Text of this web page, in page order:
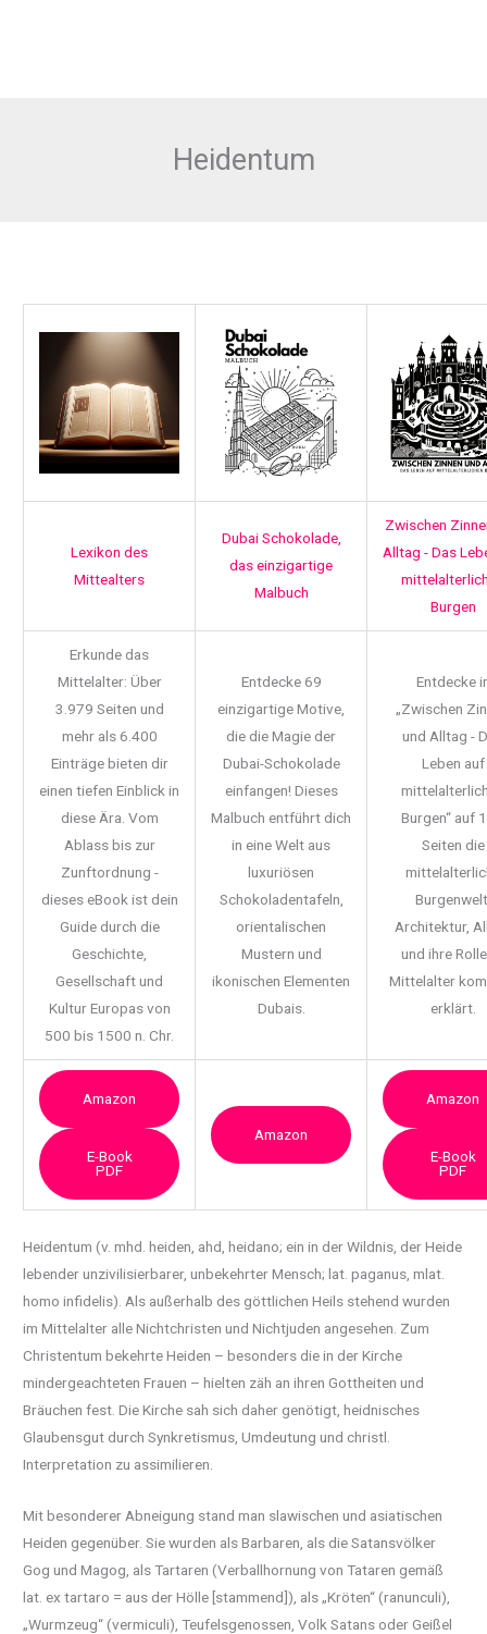
Heidentum
Lexikon des
Mittealters
Dubai Schokolade,
das einzigartige
Malbuch
Zwischen
Alltag - Das
Burgen
Erkunde das
Mittelalter: Über
3.979 Seiten und
mehr als 6.400
Einträge bieten dir
einen tiefen Einblick in
diese Ära. Vom
Ablass bis zur
Zunftordnung -
dieses eBook ist dein
Guide durch die
Geschichte,
Gesellschaft und
Kultur Europas von
500 bis 1500 n. Chr.
Entdecke 69
einzigartige Motive,
die die Magie der
Dubai-Schokolade
einfangen! Dieses
Malbuch entführt dich
in eine Welt aus
luxuriösen
Schokoladentafeln,
orientalischen
Mustern und
ikonischen Elementen
Dubais.
Entdecke
„Zwischen
und Alltag -
Leben auf
Burgen“ auf
Seiten die
Architektur,
und ihre
Mittelalter
erklärt.
Amazon
E-Book
PDF
Amazon
Amazon
E-Book
PDF
Heidentum (v. mhd. heiden, ahd, heidano; ein in der Wildnis, der Heide
lebenderunzivilisierbarer, unbekehrter Mensch; lat. paganus, mlat.
homo infidelis). Als außerhalb des göttlichen Heils stehend wurden
im Mittelalter alle Nichtchristen und Nichtjuden angesehen. Zum
Christentum bekehrte Heiden – besonders die in der Kirche
mindergeachteten Frauen – hielten zäh an ihren Gottheiten und
Bräuchen fest. Die Kirche sah sich daher genötigt, heidnisches
Glaubensgut durch Synkretismus, Umdeutung und christl.
Interpretation zu assimilieren.
Mit besonderer Abneigung stand man slawischen und asiatischen
Heiden gegenüber. Sie wurden als Barbaren, als die Satansvölker
Gog und Magog, als Tartaren (Verballhornung von Tataren gemäß
lat. ex tartaro = aus der Hölle [stammend]), als „Kröten“ (ranunculi),
„Wurmzeug“ (vermiculi), Teufelsgenossen, Volk Satans oder Geißel